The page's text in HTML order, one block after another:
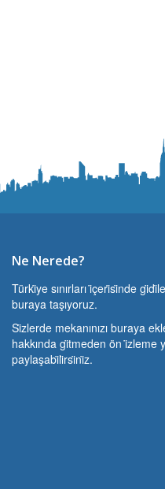
Ne Nerede?
Türki̇ye sınırları i̇çeri̇si̇nde
buraya taşıyoruz.
Si̇zlerde mekanınızı buraya
hakkında gi̇tmeden ön i̇zleme
paylaşabi̇li̇rsi̇ni̇z.